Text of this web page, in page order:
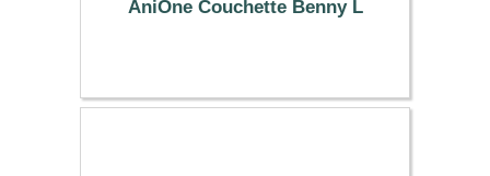
AniOne Couchette Benny L
109.00 €